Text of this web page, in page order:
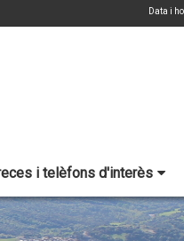
Data i
i telèfons d'interès